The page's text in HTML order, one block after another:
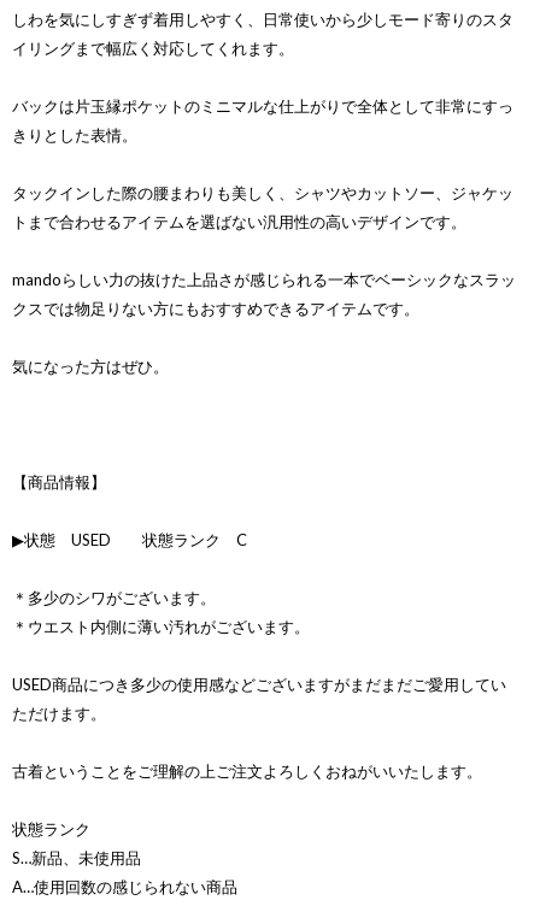
しわを気にしすぎず着用しやすく、日常使いから少しモード寄りのスタ
イリングまで幅広く対応してくれます。
バックは片玉縁ポケットのミニマルな仕上がりで全体として非常にすっ
きりとした表情。
タックインした際の腰まわりも美しく、シャツやカットソー、ジャケッ
トまで合わせるアイテムを選ばない汎用性の高いデザインです。
mandoらしい力の抜けた上品さが感じられる一本でベーシックなスラッ
クスでは物足りない方にもおすすめできるアイテムです。
気になった方はぜひ。
【商品情報】
▶状態 USED 状態ランク C
＊多少のシワがございます。
＊ウエスト内側に薄い汚れがございます。
USED商品につき多少の使用感などございますがまだまだご愛用してい
ただけます。
古着ということをご理解の上ご注文よろしくおねがいいたします。
状態ランク
S…新品、未使用品
A…使用回数の感じられない商品